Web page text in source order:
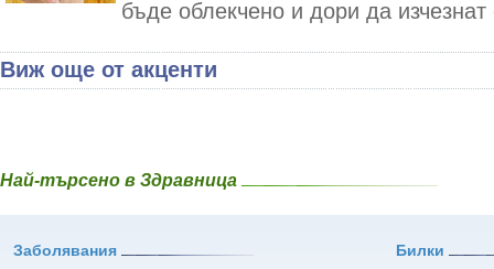
бъде облекчено и дори да
Виж още от акценти
Най-търсено в Здравница
Заболявания Билки